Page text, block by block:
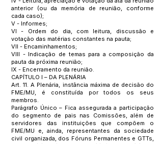
anterior (ou da memória de reunião, conforme
cada caso);
V - Informes;
VI - Ordem do dia, com leitura, discussão e
votação das matérias constantes na pauta;
VII - Encaminhamentos;
VIII - Indicação de temas para a composição da
pauta da próxima reunião;
IX - Encerramento da reunião.
CAPÍTULO I – DA PLENÁRIA
Art. 11. A Plenária, instância máxima de decisão do
FME/MU, é constituída por todos os seus
membros.
Parágrafo Único – Fica assegurada a participação
do segmento de pais nas Comissões, além de
servidores das instituições que compõem o
FME/MU e, ainda, representantes da sociedade
civil organizada, dos Fóruns Permanentes e GTTs,